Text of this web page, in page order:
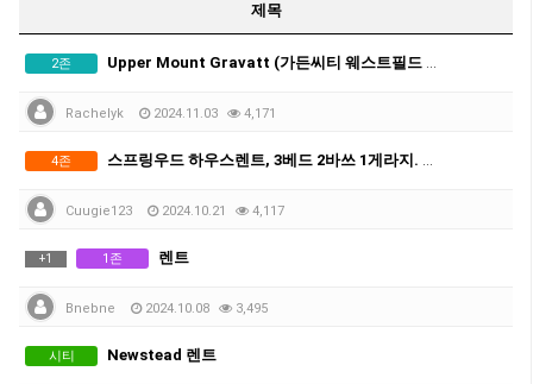
제목
2존 Upper Mount Gravatt (가든씨티 웨스트필드 걸어서 10분거리 아파트) 가구포함
Rachelyk 2024.11.03 4,171
4존 스프링우드 하우스렌트, 3베드 2바쓰 1게라지. 전기세 포함, 가구포함, 펫 환영!
Cuugie123 2024.10.21 4,117
+1 1존 렌트
Bnebne 2024.10.08 3,495
시티 Newstead 렌트